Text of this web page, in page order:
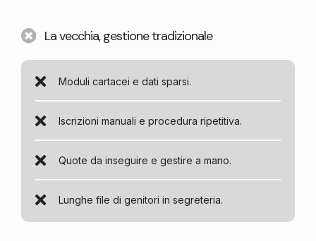
La vecchia, gestione tradizionale
Moduli cartacei e dati sparsi.
Iscrizioni manuali e procedura ripetitiva.
Quote da inseguire e gestire a mano.
Lunghe file di genitori in segreteria.